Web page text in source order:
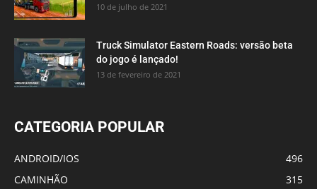
10 de julho de 2021
Truck Simulator Eastern Roads: versão beta
do jogo é lançado!
13 de fevereiro de 2021
CATEGORIA POPULAR
ANDROID/IOS
496
CAMINHÃO
315